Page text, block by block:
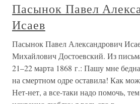
Пасынок Павел
Исаев
Пасынок Павел Александрович
Михайлович Достоевский. Из
21–22 марта 1868 г.: Пашу мне
на смертном одре оставила! Как
Нет-нет, а все-таки надо помочь,